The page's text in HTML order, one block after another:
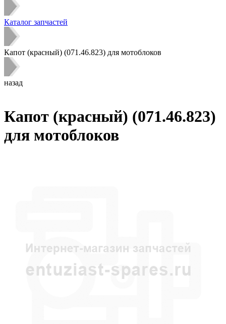
Каталог запчастей
Капот (красный) (071.46.823) для мотоблоков
назад
Капот (красный) (071.46.823)
для мотоблоков